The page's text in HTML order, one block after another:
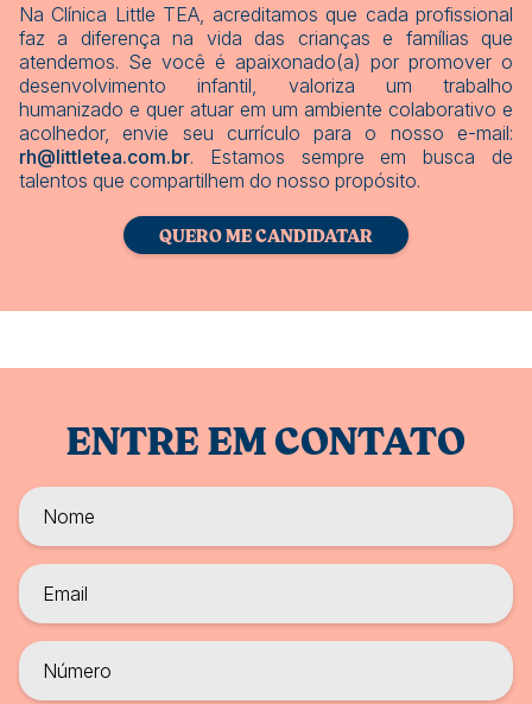
Na Clínica Little TEA, acreditamos que cada profissional
faz a diferença na vida das crianças e famílias que
atendemos. Se você é apaixonado(a) por promover o
desenvolvimento infantil, valoriza um trabalho
humanizado e quer atuar em um ambiente colaborativo e
acolhedor, envie seu currículo para o nosso e-mail:
rh@littletea.com.br. Estamos sempre em busca de
talentos que compartilhem do nosso propósito.
QUERO ME CANDIDATAR
ENTRE EM CONTATO